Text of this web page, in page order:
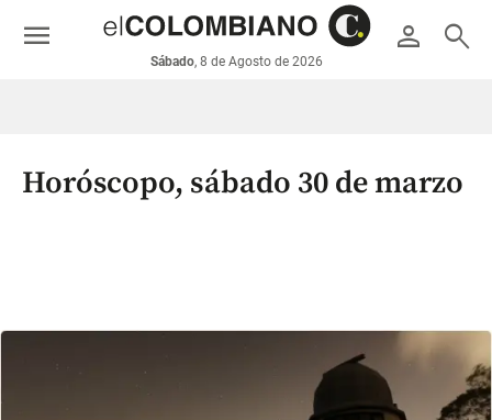
económicos
Colombia
person search
Sábado, 8 de Agosto de 2026
menu
Horóscopo, sábado 30 de marzo